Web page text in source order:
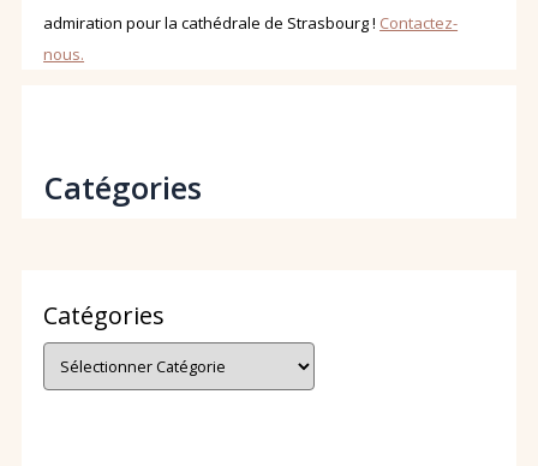
admiration pour la cathédrale de Strasbourg ! Contactez-
nous.
Catégories
Catégories